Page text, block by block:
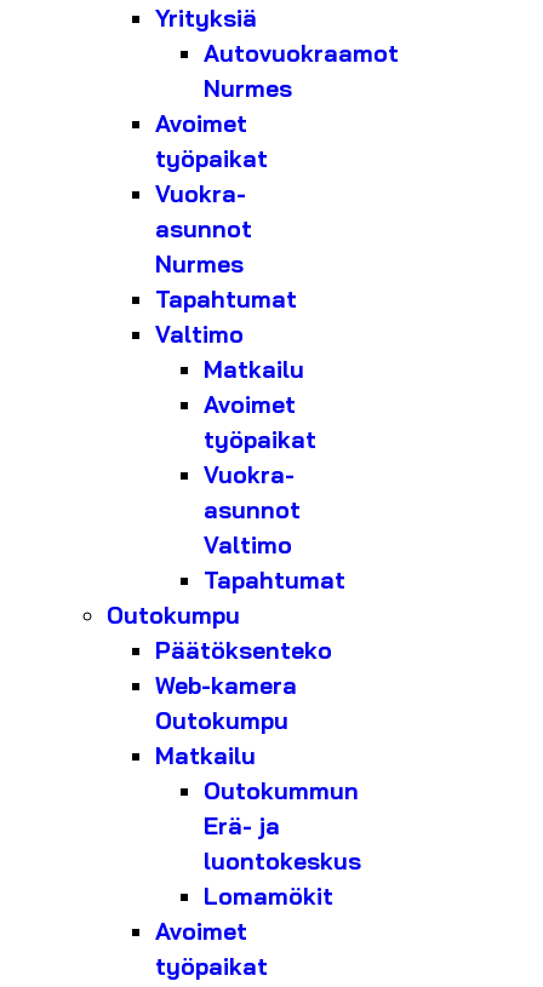
Yrityksiä
Autovuokraamot
Nurmes
Avoimet
työpaikat
Vuokra-
asunnot
Nurmes
Tapahtumat
Valtimo
Matkailu
Avoimet
työpaikat
Vuokra-
asunnot
Valtimo
Tapahtumat
Outokumpu
Päätöksenteko
Web-kamera
Outokumpu
Matkailu
Outokummun
Erä- ja
luontokeskus
Lomamökit
Avoimet
työpaikat